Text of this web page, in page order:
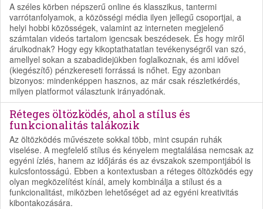
A széles körben népszerű online és klasszikus, tantermi
varrótanfolyamok, a közösségi média ilyen jellegű csoportjai, a
helyi hobbi közösségek, valamint az interneten megjelenő
számtalan videós tartalom igencsak beszédesek. És hogy miről
árulkodnak? Hogy egy kikoptathatatlan tevékenységről van szó,
amellyel sokan a szabadidejükben foglalkoznak, és ami idővel
(kiegészítő) pénzkereseti forrássá is nőhet. Egy azonban
bizonyos: mindenképpen hasznos, az már csak részletkérdés,
milyen platformot választunk irányadónak.
Réteges öltözködés, ahol a stílus és
funkcionalitás talákozik
Az öltözködés művészete sokkal több, mint csupán ruhák
viselése. A megfelelő stílus és kényelem megtalálása nemcsak az
egyéni ízlés, hanem az időjárás és az évszakok szempontjából is
kulcsfontosságú. Ebben a kontextusban a réteges öltözködés egy
olyan megközelítést kínál, amely kombinálja a stílust és a
funkcionalitást, miközben lehetőséget ad az egyéni kreativitás
kibontakozására.